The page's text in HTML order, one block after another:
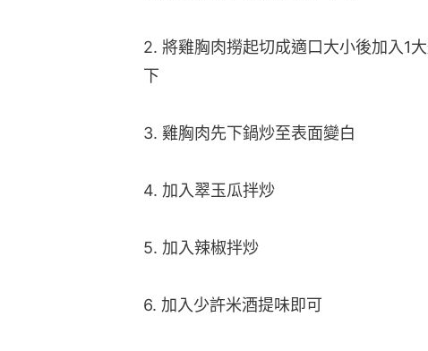
2. 將雞胸肉撈起切成適口大小後加入1
下
3. 雞胸肉先下鍋炒至表面變白
4. 加入翠玉瓜拌炒
5. 加入辣椒拌炒
6. 加入少許米酒提味即可